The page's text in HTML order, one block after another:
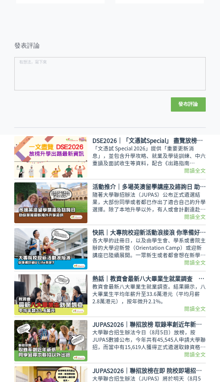
發表評論
發布評論
DSE2026│「文憑試Special」 盡覽放榜升學出路最新資訊
「文憑試 Special 2026」提供「重要更新消
息」，並包含升學攻略、就業及學徒訓練、中六
重讀及面試收生等資料，配合《出路指南
2026》讓讀者線上線下接收最全面的放榜動
向！
閱讀全文
活動推介｜多場英澳留學講座及諮詢日 助你掌握最新海外升學資訊
隨著大學聯招辦法（JUPAS）公布正式遴選結
果，大部份同學或者都已作出了適合自己的升學
選擇。除了本地升學以外，有人或會計劃遠赴外
地學習，而在這個8月便有多場英國及澳洲大學
的升學講座，除了介紹兩地熱門課程，也會簡介
簽證及生活費等重要資訊。
閱讀全文
快訊｜大專院校迎新活動浪接浪 你準備好過U Life未呢？
各大學的註冊日，以及由學生會、學系或書院主
辦的大學迎新營（Orientation Camp）或迎新
講座已陸續展開。一眾新生或者都會想在新學年
早些適應新環境，結識到新的同學，迎接豐富精
彩的大學生活。
閱讀全文
熱話│教資會最新八大畢業生就業調查 平均年薪33.6萬元
教資會最新八大畢業生就業調查。結果顯示，八
大畢業生平均年薪升至33.6萬港元（平均月薪
2.8萬港元），按年微升2.1%。
閱讀全文
JUPAS2026｜聯招放榜 取錄率創近年新低 同學宜尋求聯招以外出路
大學聯合招生辦法今日（8月5日）放榜，按
JUPAS數據公布，今年共有45,545人申請大學聯
招，而當中有15,619人獲得正式遴選取錄資格，
佔整體申請人數僅34.29%，創下近年新低。即
使如此，未獲錄取的同學也不用氣餒，還可以多
留意聯招以外的選擇呢。
閱讀全文
JUPAS2026｜聯招放榜在即 院校即場招生日及物資準備清單一覽
大學聯合招生辦法（JUPAS）將於明天（8月5